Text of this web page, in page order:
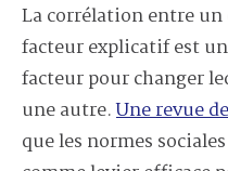
La corrélation entre
facteur explicatif est
facteur pour changer
une autre.Une revue
que les normes